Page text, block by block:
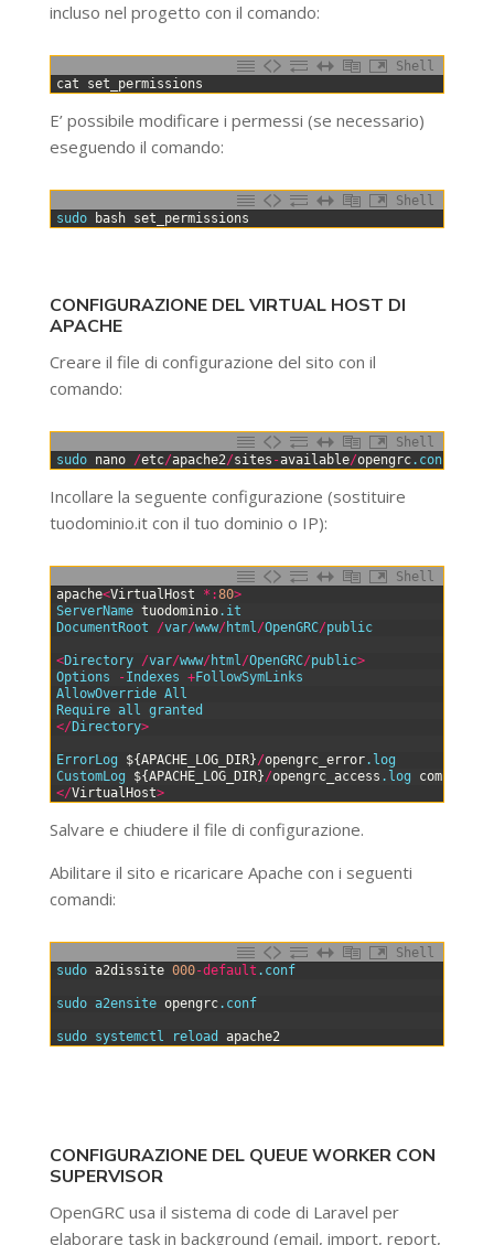
incluso nel progetto con il comando:
Shell
cat set_permissions
E’ possibile modificare i permessi (se necessario)
eseguendo il comando:
Shell
sudo bash set_permissions
CONFIGURAZIONE DEL VIRTUAL HOST DI
APACHE
Creare il file di configurazione del sito con il
comando:
Shell
sudo nano /etc/apache2/sites -available/opengrc.conf
Incollare la seguente configurazione (sostituire
tuodominio.it con il tuo dominio o IP):
Shell
apache<VirtualHost * :80>
ServerName tuodominio.it
DocumentRoot
/var/www/ html/OpenGRC/public
<Directory /var/www/ html/OpenGRC/public>
Options
-Indexes +FollowSymLinks
AllowOverride All
Require all granted
</ Directory>
ErrorLog ${APACHE_LOG_DIR}/opengrc_error.log
CustomLog
${APACHE_LOG_DIR}/opengrc_access .log
combined
</VirtualHost>
Salvare e chiudere il file di configurazione.
Abilitare il sito e ricaricare Apache con i seguenti
comandi:
Shell
sudo a2dissite 000-default .conf
sudo a2ensite opengrc.conf
sudo systemctl reload apache2
CONFIGURAZIONE DEL QUEUE WORKER CON
SUPERVISOR
OpenGRC usa il sistema di code di Laravel per
elaborare task in background (email, import, report,